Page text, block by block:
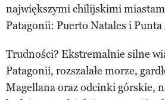
największymi chilijskimi
Patagonii: Puerto Natales i Punta
Trudności? Ekstremalnie silne
Patagonii, rozszalałe morze,
Magellana oraz odcinki górskie,